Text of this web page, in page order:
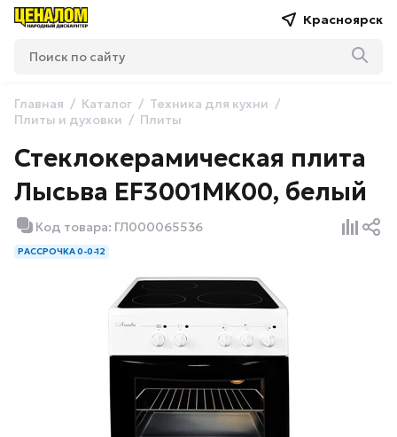
Красноярск
Главная Каталог
Техника для кухни
Плиты и духовки
Плиты
Стеклокерамическая плита
Лысьва EF3001MK00, белый
Код товара: ГЛ000065536
РАССРОЧКА 0-0-12